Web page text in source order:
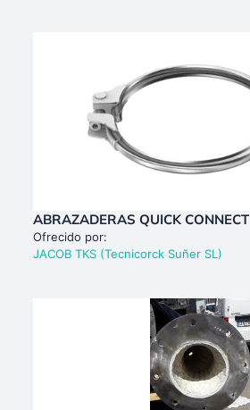
ABRAZADERAS QUICK CONNECT
Ofrecido por:
JACOB TKS (Tecnicorck Suñer SL)